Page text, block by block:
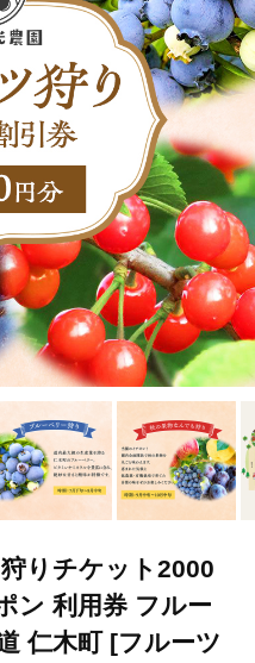
りチケット2000
ン 利用券 フルー
仁木町 [フルーツ